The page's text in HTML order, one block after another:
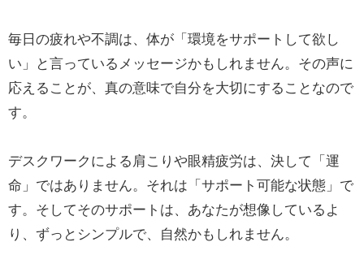
毎日の疲れや不調は、体が「環境をサポートして欲し
い」と言っているメッセージかもしれません。その声に
応えることが、真の意味で自分を大切にすることなので
す。
デスクワークによる肩こりや眼精疲労は、決して「運
命」ではありません。それは「サポート可能な状態」で
す。そしてそのサポートは、あなたが想像しているよ
り、ずっとシンプルで、自然かもしれません。